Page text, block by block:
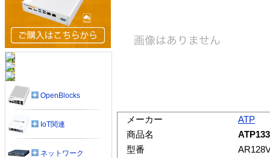
メーカー
ATP
商品名
型番
OpenBlocks
IoT関連
ネットワーク